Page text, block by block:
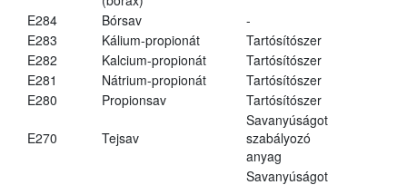
E284
Bórsav
-
E283
Kálium-propionát
Tartósítószer
E282
Kalcium-propionát
Tartósítószer
E281
Nátrium-propionát
Tartósítószer
E280
Propionsav Tartósítószer
E270 Tejsav
Savanyúságot
szabályozó
anyag
Savanyúságot